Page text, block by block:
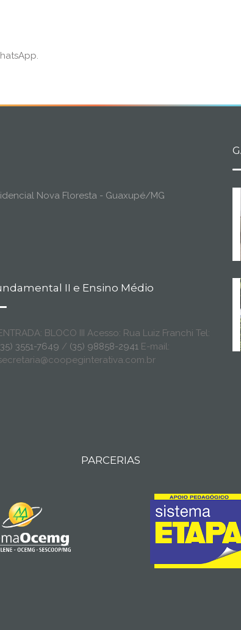
Nova Floresta - Guaxupé/MG
II e Ensino Médio
BLOCO III Acesso: Rua Luiz Franchi Tel:
3551-7649 / (35) 98858-2941E-mail:
PARCERIAS